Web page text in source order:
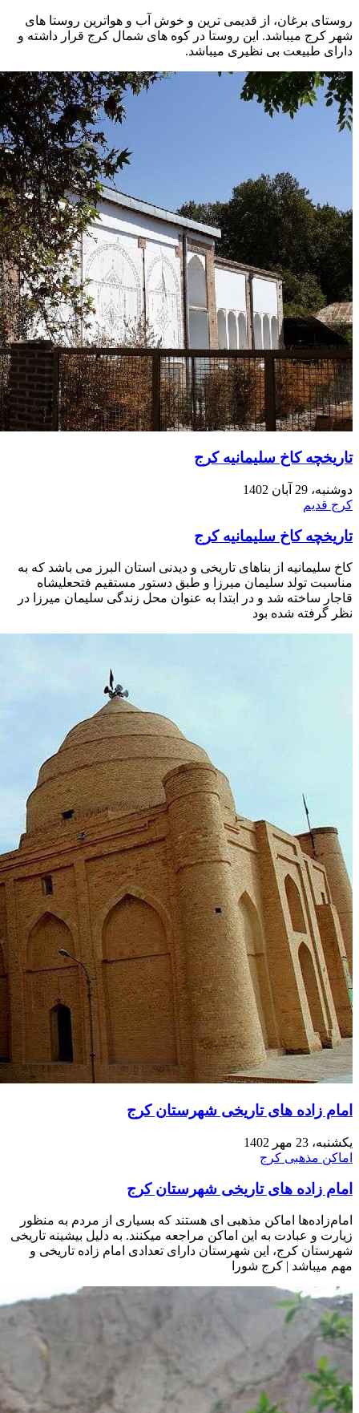
روستای برغان، از قدیمی ترین و خوش آب و هواترین روستا های
شهر کرج میباشد. این روستا در کوه های شمال کرج قرار داشته و
دارای طبیعت بی نظیری میباشد.
تاریخچه کاخ سلیمانیه کرج
دوشنبه، 29 آبان 1402
کرج قدیم
تاریخچه کاخ سلیمانیه کرج
کاخ سلیمانیه از بناهای تاریخی و دیدنی استان البرز می باشد که به
مناسبت تولد سلیمان میرزا و طبق دستور مستقیم فتحعلیشاه
قاجار ساخته شد و در ابتدا به عنوان محل زندگی سلیمان میرزا در
نظر گرفته شده بود
امام زاده های تاریخی شهرستان کرج
یکشنبه، 23 مهر 1402
اماکن مذهبی کرج
امام زاده های تاریخی شهرستان کرج
امام‌زاده‌ها اماکن مذهبی ای هستند که بسیاری از مردم به منظور
زیارت و عبادت به این اماکن مراجعه میکنند. به دلیل بیشینه تاریخی
شهرستان کرج، این شهرستان دارای تعدادی امام زاده تاریخی و
مهم میباشد | کرج شورا